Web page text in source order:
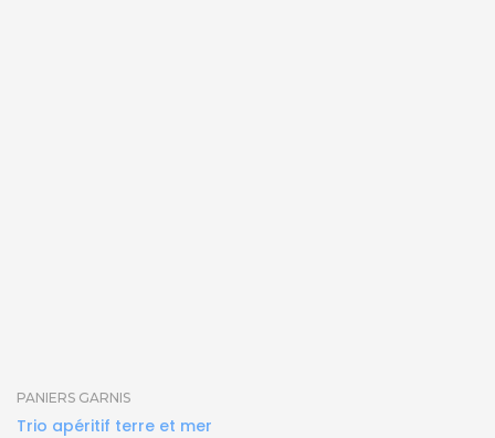
PANIERS GARNIS
Trio apéritif terre et mer